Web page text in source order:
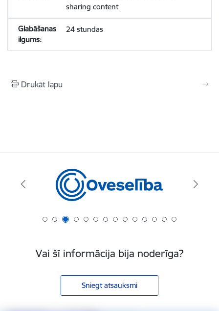
sharing content
24 stundas
Drukāt lapu
Vai šī informācija bija noderīga?
Sniegt atsauksmi